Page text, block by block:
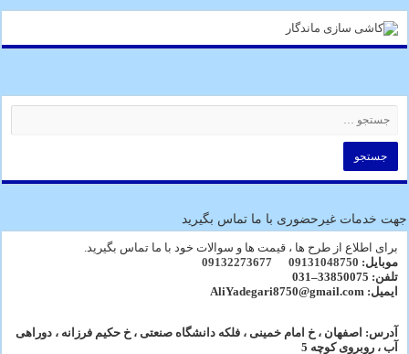
جهت خدمات غیرحضوری با ما تماس بگیرید
برای اطلاع از طرح ها ، قیمت ها و سوالات خود با ما تماس بگیرید.
موبایل: 09131048750
09132273677
تلفن: 33850075–031
ایمیل: AliYadegari8750@gmail.com
آدرس: اصفهان ، خ امام خمینی ، فلکه دانشگاه صنعتی ، خ حکیم فرزانه ، دوراهی
آب ، روبروی کوچه 5